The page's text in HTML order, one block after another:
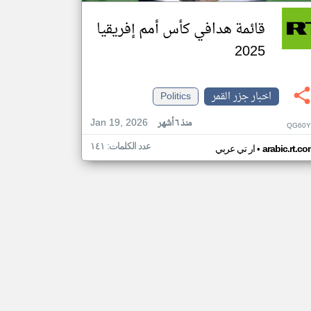
قائمة هدافي كأس أمم إفريقيا
2025
اخبار جزر القمر
Politics
Jan 19, 2026
منذ ٦ أشهر
ار تي عربي• عدد الكلمات: ١٤١